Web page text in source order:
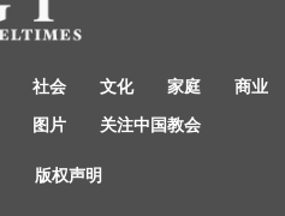
社会 文化 家庭 商业
图片 关注中国教会
版权声明